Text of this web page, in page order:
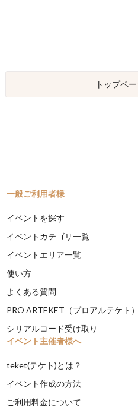
トップペ
一般ご利用者様
イベントを探す
イベントカテゴリ一覧
イベントエリア一覧
使い方
よくある質問
PRO ARTEKET（プロアルテケト）
シリアルコード受け取り
イベント主催者様へ
teket(テケト)とは？
イベント作成の方法
ご利用料金について